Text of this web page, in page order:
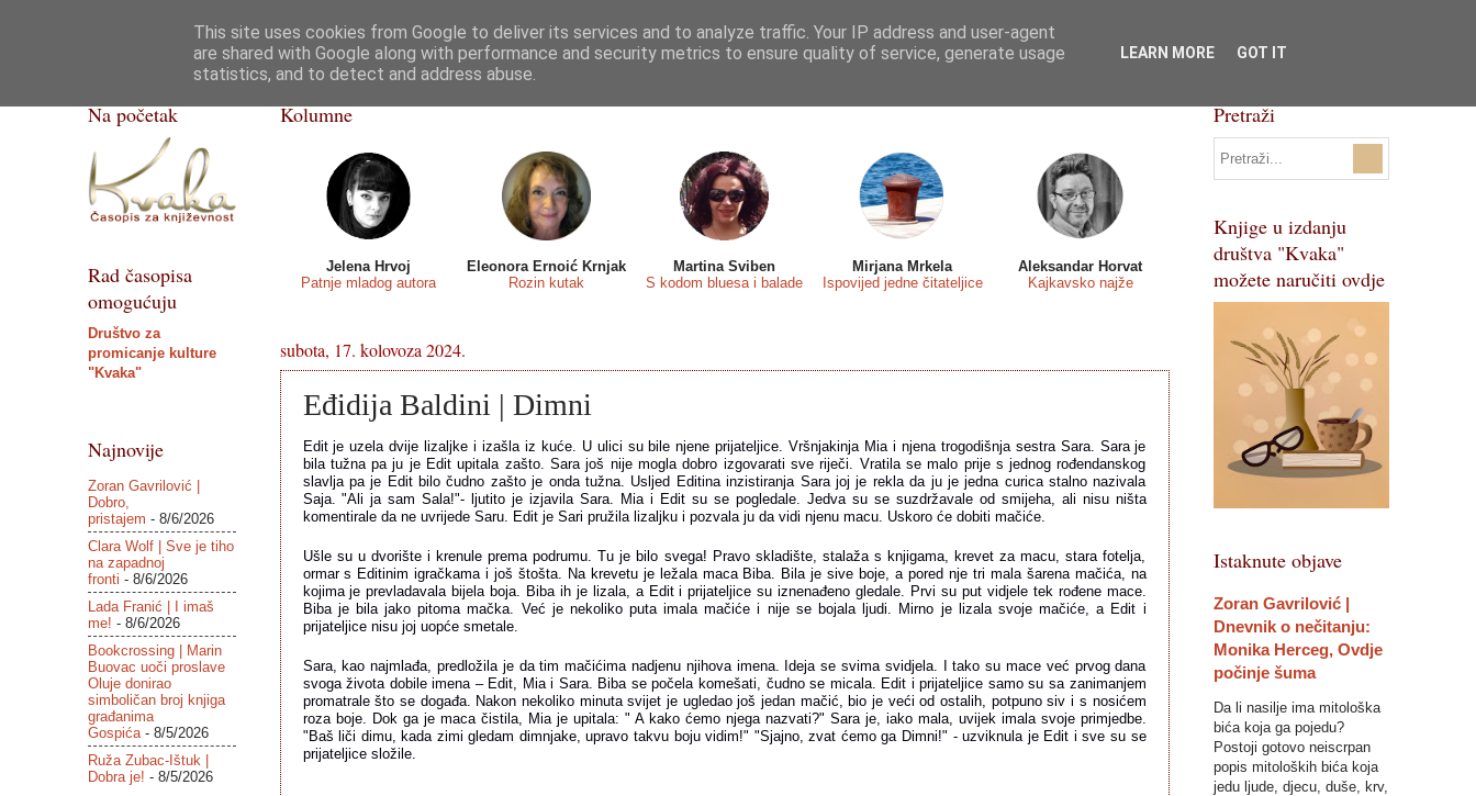
Poezija Priče, crtice Razgovor sa... Predstavljamo Osvrti Recenzije Eseji Svi natječaji
Pojmovnik
ISSN 2459-5632
Kolumne
Jelena Hrvoj
Patnje mladog autora
Eleonora Ernoić Krnjak
Rozin kutak
Martina Sviben
S kodom bluesa i balade
Mirjana Mrkela
Ispovijed jedne čitateljice
Aleksandar Horvat
Kajkavsko najže
subota, 17. kolovoza 2024.
Eđidija Baldini | Dimni
Edit je uzela dvije lizaljke i izašla iz kuće. U ulici su bile njene prijateljice. Vršnjakinja Mia i njena trogodišnja sestra Sara. Sara je
bila tužna pa ju je Edit upitala zašto. Sara još nije mogla dobro izgovarati sve riječi. Vratila se malo prije s jednog rođendanskog
slavlja pa je Edit bilo čudno zašto je onda tužna. Usljed Editina inzistiranja Sara joj je rekla da ju je jedna curica stalno nazivala
Saja. "Ali ja sam Sala!"- ljutito je izjavila Sara. Mia i Edit su se pogledale. Jedva su se suzdržavale od smijeha, ali nisu ništa
komentirale da ne uvrijede Saru. Edit je Sari pružila lizaljku i pozvala ju da vidi njenu macu. Uskoro će dobiti mačiće.
Ušle su u dvorište i krenule prema podrumu. Tu je bilo svega! Pravo skladište, stalaža s knjigama, krevet za macu, stara fotelja,
ormar s Editinim igračkama i još štošta. Na krevetu je ležala maca Biba. Bila je sive boje, a pored nje tri mala šarena mačića, na
kojima je prevladavala bijela boja. Biba ih je lizala, a Edit i prijateljice su iznenađeno gledale. Prvi su put vidjele tek rođene mace.
Biba je bila jako pitoma mačka. Već je nekoliko puta imala mačiće i nije se bojala ljudi. Mirno je lizala svoje mačiće, a Edit i
prijateljice nisu joj uopće smetale.
Sara, kao najmlađa, predložila je da tim mačićima nadjenu njihova imena. Ideja se svima svidjela. I tako su mace već prvog dana
svoga života dobile imena – Edit, Mia i Sara. Biba se počela komešati, čudno se micala. Edit i prijateljice samo su sa zanimanjem
promatrale što se događa. Nakon nekoliko minuta svijet je ugledao još jedan mačić, bio je veći od ostalih, potpuno siv i s nosićem
roza boje. Dok ga je maca čistila, Mia je upitala: " A kako ćemo njega nazvati?" Sara je, iako mala, uvijek imala svoje primjedbe.
"Baš liči dimu, kada zimi gledam dimnjake, upravo takvu boju vidim!" "Sjajno, zvat ćemo ga Dimni!" - uzviknula je Edit i sve su se
prijateljice složile.
Na početak
Rad časopisa
omogućuju
Društvo za
promicanje kulture
"Kvaka"
Najnovije
Zoran Gavrilović |
Dobro,
pristajem - 8/6/2026
Clara Wolf | Sve je tiho
na zapadnoj
fronti - 8/6/2026
Lada Franić | I imaš
me! - 8/6/2026
Bookcrossing | Marin
Buovac uoči proslave
Oluje donirao
simboličan broj knjiga
građanima
Gospića- 8/5/2026
Ruža Zubac-Ištuk |
Dobra je! - 8/5/2026
Pretraži
Knjige u izdanju
društva "Kvaka"
možete naručiti ovdje
Istaknute objave
Zoran Gavrilović |
Dnevnik o nečitanju:
Monika Herceg, Ovdje
počinje šuma
Da li nasilje ima mitološka
bića koja ga pojedu?
Postoji gotovo neiscrpan
popis mitoloških bića koja
jedu ljude, djecu, duše, krv,
This site uses cookies from Google to deliver its services and to analyze traffic. Your IP address and user-agent
are shared with Google along with performance and security metrics to ensure quality of service, generate usage
statistics, and to detect and address abuse.
LEARN MORE GOT IT